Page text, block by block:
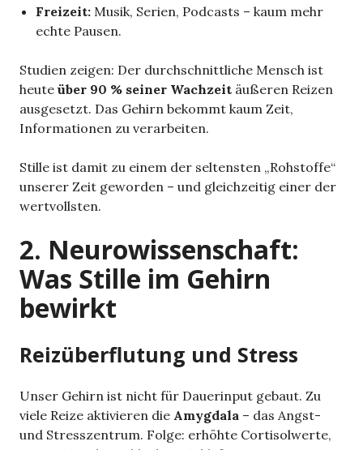
Freizeit: Musik, Serien, Podcasts – kaum mehr
echte Pausen.
Studien zeigen: Der durchschnittliche Mensch ist
heute über 90 % seiner Wachzeit äußeren Reizen
ausgesetzt. Das Gehirn bekommt kaum Zeit,
Informationen zu verarbeiten.
Stille ist damit zu einem der seltensten „Rohstoffe“
unserer Zeit geworden – und gleichzeitig einer der
wertvollsten.
2. Neurowissenschaft:
Was Stille im Gehirn
bewirkt
Reizüberflutung und Stress
Unser Gehirn ist nicht für Dauerinput gebaut. Zu
viele Reize aktivieren die Amygdala – das Angst-
und Stresszentrum. Folge: erhöhte Cortisolwerte,